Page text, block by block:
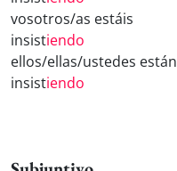
vosotros/as estáis
insistiendo
ellos/ellas/ustedes están
insistiendo